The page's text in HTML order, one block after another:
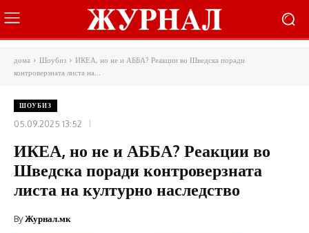
дома Шоубиз
ИКЕА, но не и АББА? Реакции во Шведска поради
контроверзната листа на...
ШОУБИЗ
05.09.2025 13:52
ИКЕА, но не и АББА? Реакции во
Шведска поради контроверзната
листа на културно наследство
ByЖурнал.мк